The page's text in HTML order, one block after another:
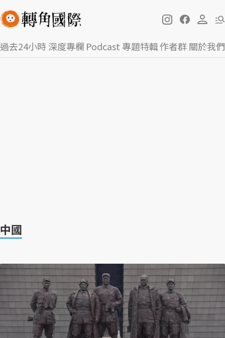
過去24小時深度專欄 Podcast 專題特輯作者群關於我們
中國